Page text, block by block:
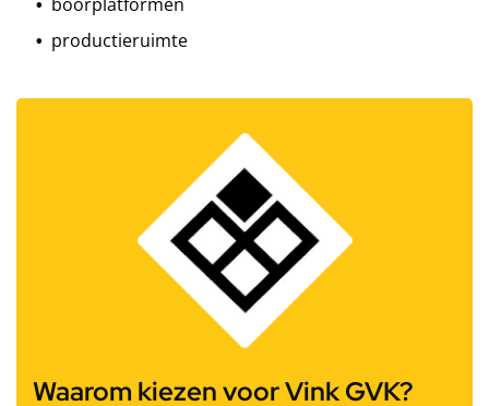
productieruimte
Waarom kiezen voor Vink GVK?